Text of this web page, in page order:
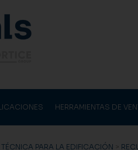
HERRAMIENTAS DE
PARA LA EDIFICACIÓN >